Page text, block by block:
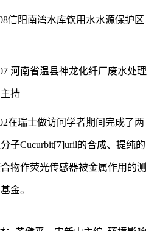
信阳南湾水库饮用水水源保护区
河南省温县神龙化纤厂废水处理
持
在瑞士做访问学者期间完成了两
子Cucurbit[7]uril的合成、提纯的
物作荧光传感器被金属作用的测
金。